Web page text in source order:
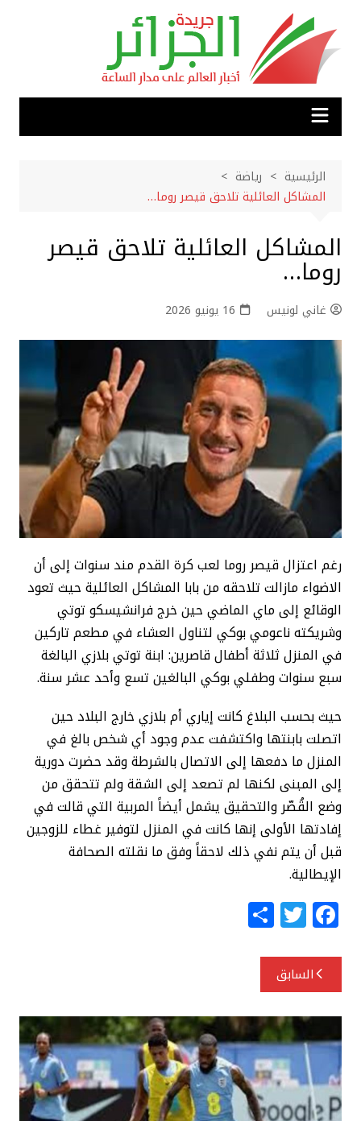
المحتوى
الرئيسية
رياضة
المشاكل العائلية تلاحق قيصر روما…
المشاكل العائلية تلاحق قيصر
روما…
غاني لونيس 16 يونيو 2026
رغم اعتزال قيصر روما لعب كرة القدم مند سنوات إلى أن
الاضواء مازالت تلاحقه من بابا المشاكل العائلية حيث تعود
الوقائع إلى ماي الماضي حين خرج فرانشيسكو توتي
وشريكته ناعومي بوكي لتناول العشاء في مطعم تاركين
في المنزل ثلاثة أطفال قاصرين: ابنة توتي بلازي البالغة
سبع سنوات وطفلي بوكي البالغين تسع وأحد عشر سنة.
حيث بحسب البلاغ كانت إياري أم بلازي خارج البلاد حين
اتصلت بابنتها واكتشفت عدم وجود أي شخص بالغ في
المنزل ما دفعها إلى الاتصال بالشرطة وقد حضرت دورية
إلى المبنى لكنها لم تصعد إلى الشقة ولم تتحقق من
وضع القُصّر والتحقيق يشمل أيضاً المربية التي قالت في
إفادتها الأولى إنها كانت في المنزل لتوفير غطاء للزوجين
قبل أن يتم نفي ذلك لاحقاً وفق ما نقلته الصحافة
الإيطالية.
F
a
c
e
b
o
o
k
T
w
itt
e
r
S
h
تصفّح
المقالات
السابق